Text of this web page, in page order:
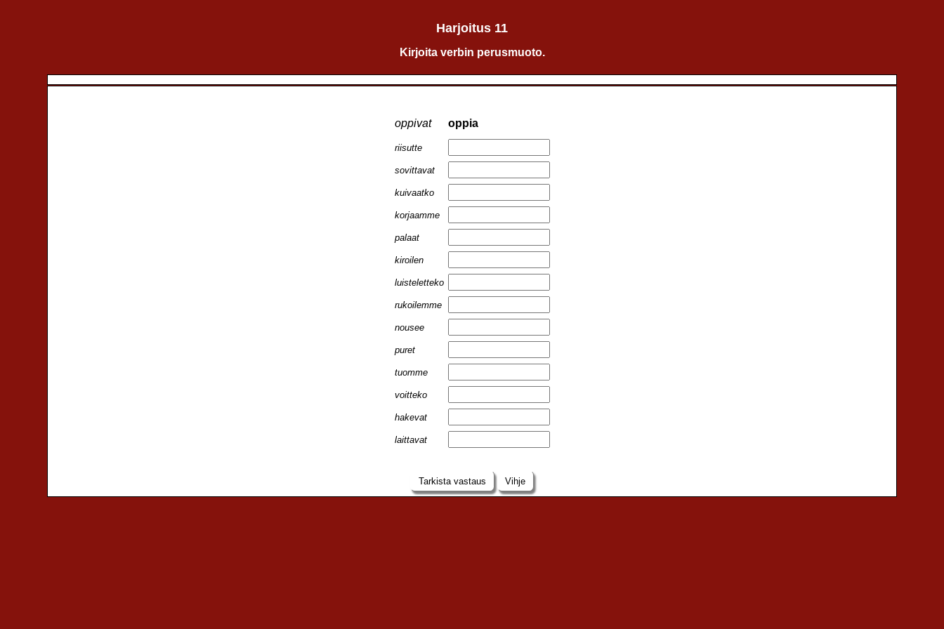
Harjoitus 11
Kirjoita verbin perusmuoto.
oppivat oppia
riisutte
sovittavat
kuivaatko
korjaamme
palaat
kiroilen
luisteletteko
rukoilemme
nousee
puret
tuomme
voitteko
hakevat
laittavat
Tarkista vastaus Vihje